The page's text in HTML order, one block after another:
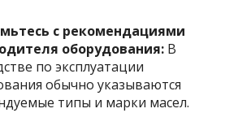
с рекомендациями
оборудования: В
по эксплуатации
обычно указываются
типы и марки масел.